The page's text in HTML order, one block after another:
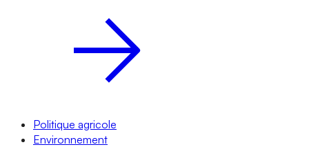
Politique agricole
Environnement